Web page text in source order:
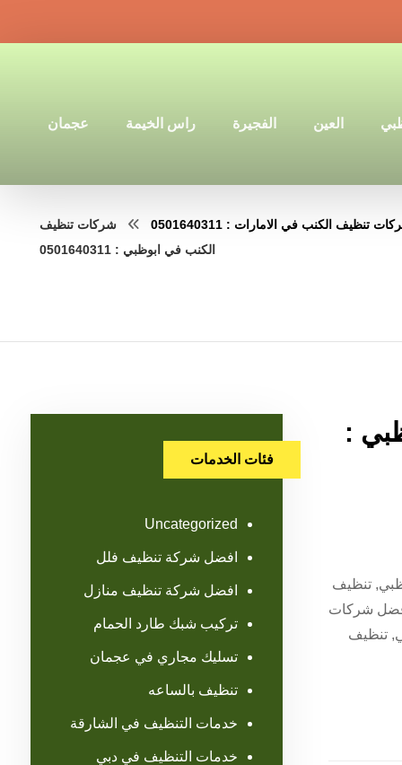
العين الفجيرة راس الخيمة عجمان
تنظيف الكنب في الامارات : 0501640311
شركات تنظيف
الكنب في ابوظبي : 0501640311
:
تنظيف
أفضل شركات
تنظيف
فئات الخدمات
Uncategorized
افضل شركة تنظيف فلل
افضل شركة تنظيف منازل
تركيب شبك طارد الحمام
تسليك مجاري في عجمان
تنظيف بالساعه
خدمات التنظيف في الشارقة
خدمات التنظيف في دبي